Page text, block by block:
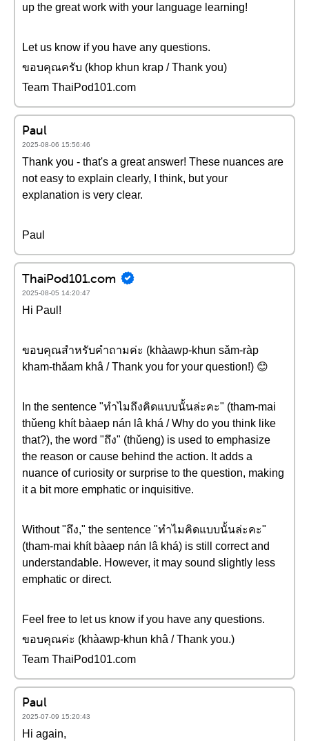
up the great work with your language learning!
Let us know if you have any questions.
ขอบคุณครับ (khop khun krap / Thank you)
Team ThaiPod101.com
Paul
2025-08-06 15:56:46
Thank you - that's a great answer! These nuances are
not easy to explain clearly, I think, but your
explanation is very clear.
Paul
ThaiPod101.com
2025-08-05 14:20:47
Hi Paul!
ขอบคุณสำหรับคำถามค่ะ (khàawp-khun sǎm-ràp
kham-thǎam khâ / Thank you for your question!) 😊
In the sentence "ทำไมถึงคิดแบบนั้นล่ะคะ" (tham-mai
thǔeng khít bàaep nán lâ khá / Why do you think like
that?), the word "ถึง" (thǔeng) is used to emphasize
the reason or cause behind the action. It adds a
nuance of curiosity or surprise to the question, making
it a bit more emphatic or inquisitive.
Without "ถึง," the sentence "ทำไมคิดแบบนั้นล่ะคะ"
(tham-mai khít bàaep nán lâ khá) is still correct and
understandable. However, it may sound slightly less
emphatic or direct.
Feel free to let us know if you have any questions.
ขอบคุณค่ะ (khàawp-khun khâ / Thank you.)
Team ThaiPod101.com
Paul
2025-07-09 15:20:43
Hi again,